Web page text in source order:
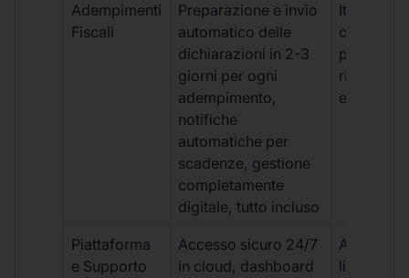
Adempimenti
Fiscali
Preparazione e invio
automatico delle
dichiarazioni in 2-3
giorni per ogni
adempimento,
notifiche
automatiche per
scadenze, gestione
completamente
digitale, tutto incluso
Iter
costi
per ogni
rischio di
e
Piattaforma
e Supporto
Accesso sicuro 24/7
in cloud, dashboard
Accesso
limitato,